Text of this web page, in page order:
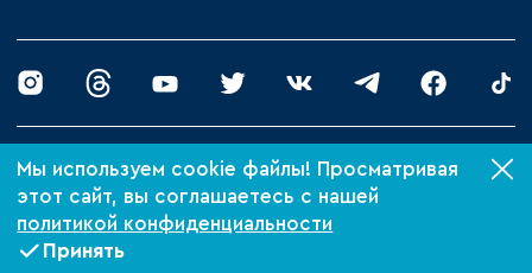
Мы используем cookie файлы! Просматривая
этот сайт, вы соглашаетесь с нашей
политикой конфиденциальности
Принять
© 2026 «ХК Барыс»
Политика конфиденциальности
Сделано в Xpage